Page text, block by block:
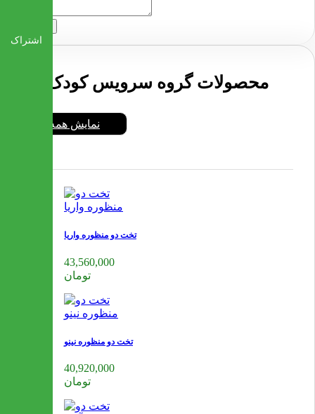
محصولات گروه سرویس کودک
نمایش همه
تخت دو منظوره واریا
43,560,000
تومان
تخت دو منظوره نینو
40,920,000
تومان
اشتراک